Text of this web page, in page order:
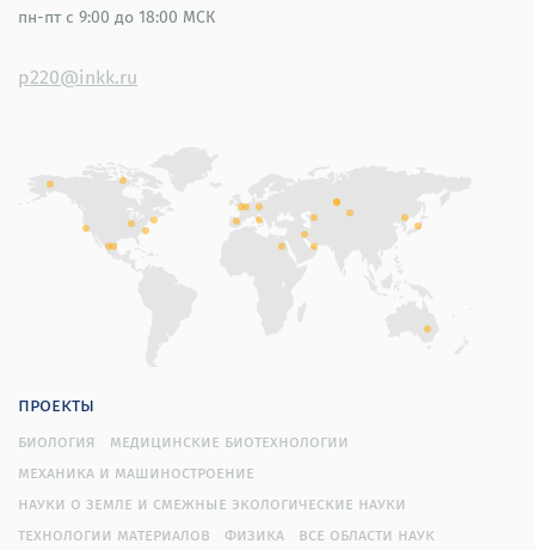
пн-пт с 9:00 до 18:00 МСК
p220@inkk.ru
проекты
биология
медицинские биотехнологии
механика и машиностроение
науки о земле и смежные экологические науки
технологии материалов
физика все области наук